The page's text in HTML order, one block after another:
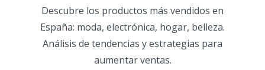
Descubre los productos más vendidos en
España: moda, electrónica, hogar, belleza.
Análisis de tendencias y estrategias para
aumentar ventas.